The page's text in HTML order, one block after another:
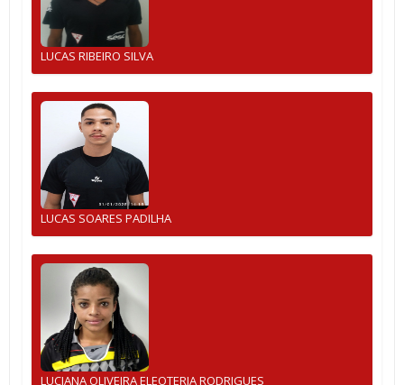
LUCAS RIBEIRO SILVA
LUCAS SOARES PADILHA
LUCIANA OLIVEIRA ELEOTERIA RODRIGUES